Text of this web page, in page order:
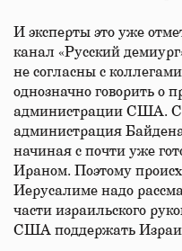
И эксперты это уже
канал «Русский
не согласны с
однозначно говорить о
администрации США.
администрация
начиная с почти уже
Ираном. Поэтому
Иерусалиме надо
части израильского
США поддержать